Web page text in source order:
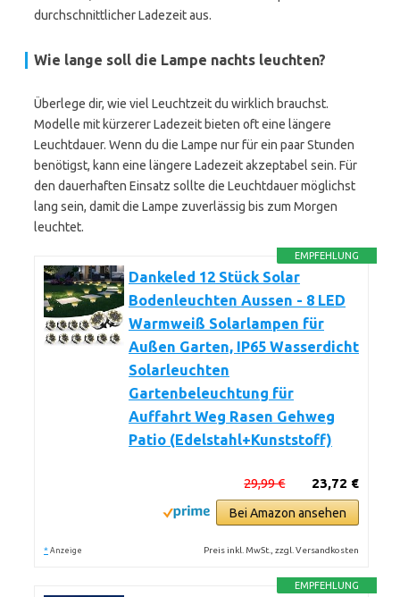
durchschnittlicher Ladezeit aus.
Wie lange soll die Lampe nachts leuchten?
Überlege dir, wie viel Leuchtzeit du wirklich brauchst.
Modelle mit kürzerer Ladezeit bieten oft eine längere
Leuchtdauer. Wenn du die Lampe nur für ein paar Stunden
benötigst, kann eine längere Ladezeit akzeptabel sein. Für
den dauerhaften Einsatz sollte die Leuchtdauer möglichst
lang sein, damit die Lampe zuverlässig bis zum Morgen
leuchtet.
EMPFEHLUNG
Dankeled 12 Stück Solar
Bodenleuchten Aussen - 8 LED
Warmweiß Solarlampen für
Außen Garten, IP65 Wasserdicht
Solarleuchten
Gartenbeleuchtung für
Auffahrt Weg Rasen Gehweg
Patio (Edelstahl+Kunststoff)
23,72 €
29,99 €
Bei Amazon ansehen
* Anzeige Preis inkl. MwSt., zzgl. Versandkosten
EMPFEHLUNG